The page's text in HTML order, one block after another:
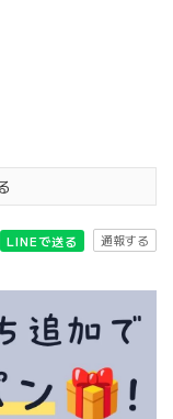
LINEで送る 通報する